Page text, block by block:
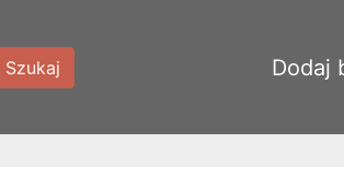
Szukaj Dodaj